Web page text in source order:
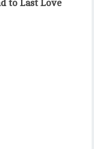
to Last Love